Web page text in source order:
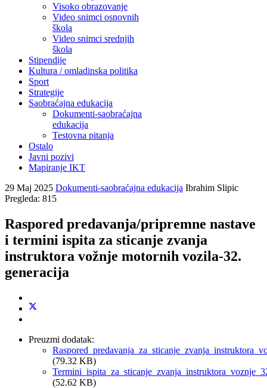
Visoko obrazovanje
Video snimci osnovnih
škola
Video snimci srednjih
škola
Stipendije
Kultura / omladinska politika
Sport
Strategije
Saobraćajna edukacija
Dokumenti-saobraćajna
edukacija
Testovna pitanja
Ostalo
Javni pozivi
Mapiranje IKT
29 Maj 2025 Dokumenti-saobraćajna edukacija Ibrahim Slipic
Pregleda: 815
Raspored predavanja/pripremne nastave
i termini ispita za sticanje zvanja
instruktora vožnje motornih vozila-32.
generacija
Preuzmi dodatak:
(79.32 KB)
(52.62 KB)